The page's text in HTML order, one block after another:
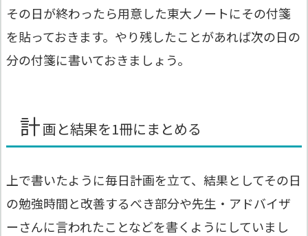
その日が終わったら用意した東大ノートにその付箋
を貼っておきます。やり残したことがあれば次の日の
分の付箋に書いておきましょう。
計画と結果を1冊にまとめる
上で書いたように毎日計画を立て、結果としてその日
の勉強時間と改善するべき部分や先生・アドバイザ
ーさんに言われたことなどを書くようにしていまし